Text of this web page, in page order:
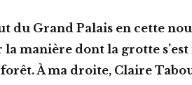
du Grand Palais en cette
la manière dont la grotte
forêt. À ma droite, Claire